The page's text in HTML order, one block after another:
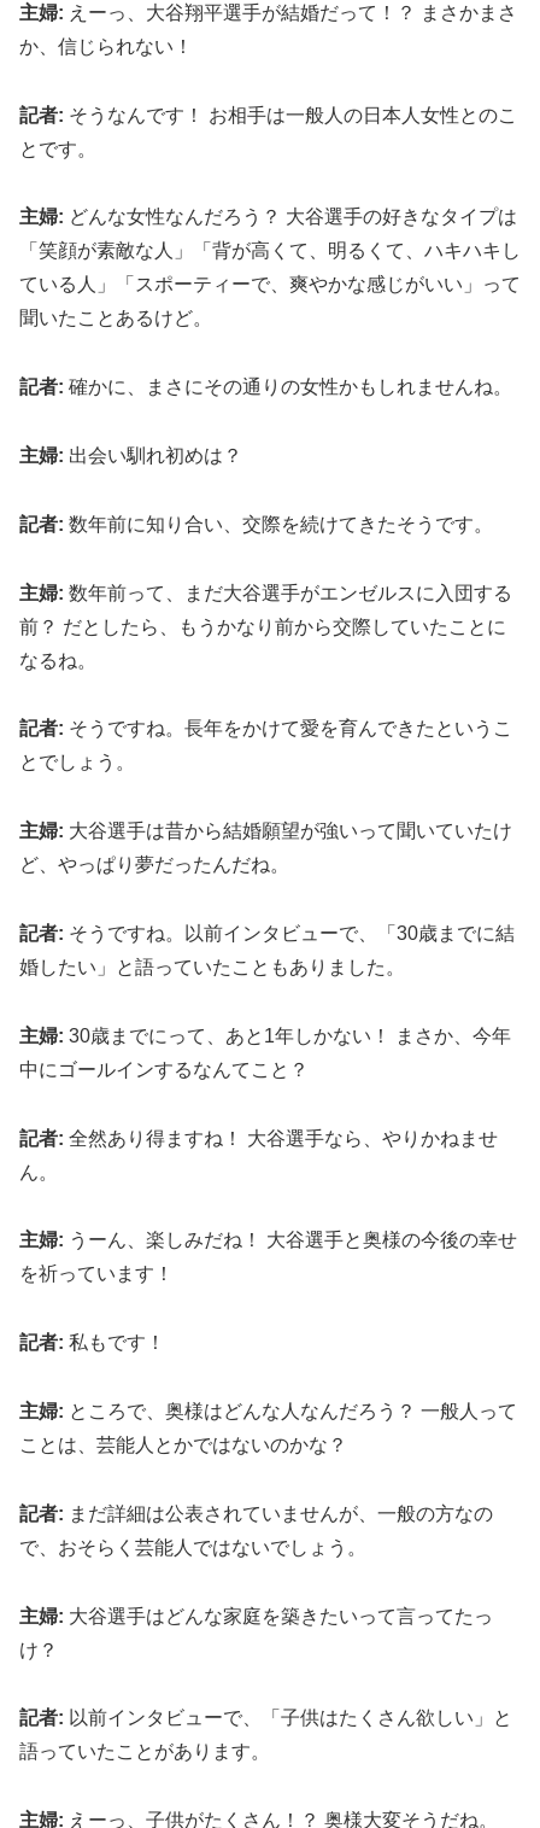
主婦: えーっ、大谷翔平選手が結婚だって！？ まさかまさ
か、信じられない！
記者: そうなんです！ お相手は一般人の日本人女性とのこ
とです。
主婦: どんな女性なんだろう？ 大谷選手の好きなタイプは
「笑顔が素敵な人」「背が高くて、明るくて、ハキハキし
ている人」「スポーティーで、爽やかな感じがいい」って
聞いたことあるけど。
記者: 確かに、まさにその通りの女性かもしれませんね。
主婦: 出会い馴れ初めは？
記者: 数年前に知り合い、交際を続けてきたそうです。
主婦: 数年前って、まだ大谷選手がエンゼルスに入団する
前？ だとしたら、もうかなり前から交際していたことに
なるね。
記者: そうですね。長年をかけて愛を育んできたというこ
とでしょう。
主婦: 大谷選手は昔から結婚願望が強いって聞いていたけ
ど、やっぱり夢だったんだね。
記者: そうですね。以前インタビューで、「30歳までに結
婚したい」と語っていたこともありました。
主婦: 30歳までにって、あと1年しかない！ まさか、今年
中にゴールインするなんてこと？
記者: 全然あり得ますね！ 大谷選手なら、やりかねませ
ん。
主婦: うーん、楽しみだね！ 大谷選手と奥様の今後の幸せ
を祈っています！
記者: 私もです！
主婦: ところで、奥様はどんな人なんだろう？ 一般人って
ことは、芸能人とかではないのかな？
記者: まだ詳細は公表されていませんが、一般の方なの
で、おそらく芸能人ではないでしょう。
主婦: 大谷選手はどんな家庭を築きたいって言ってたっ
け？
記者: 以前インタビューで、「子供はたくさん欲しい」と
語っていたことがあります。
主婦: えーっ、子供がたくさん！？ 奥様大変そうだね。